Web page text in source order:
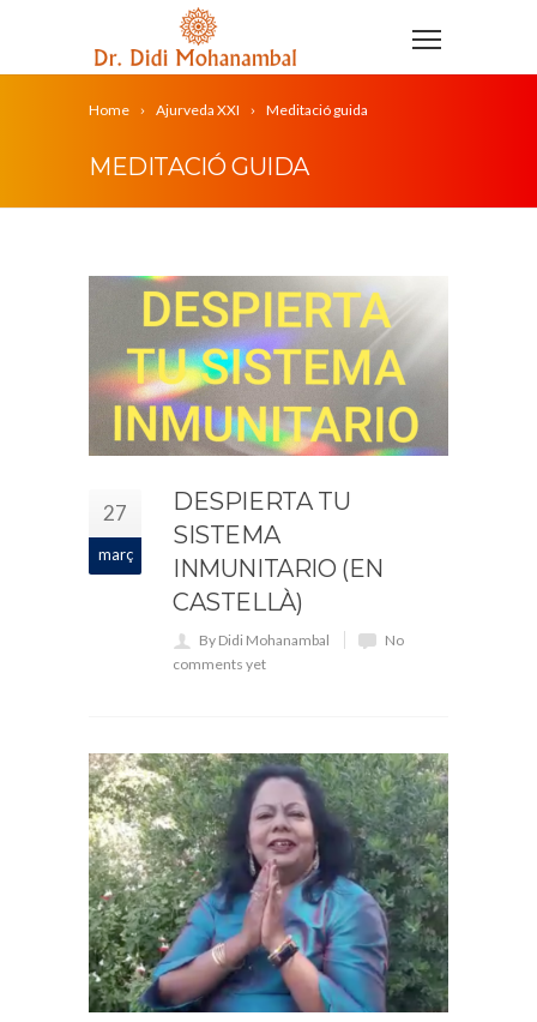
Home Ajurveda XXI Meditació guida
MEDITACIÓ GUIDA
27
març
DESPIERTA TU
SISTEMA
INMUNITARIO (EN
CASTELLÀ)
By Didi Mohanambal
No
comments yet